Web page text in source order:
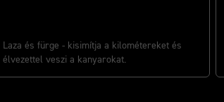
Laza és fürge - kisimítja a kilométereket és
élvezettel veszi a kanyarokat.